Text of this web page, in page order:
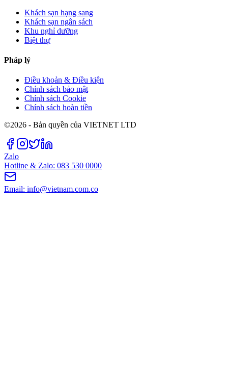
Khách sạn hạng sang
Khách sạn ngân sách
Khu nghỉ dưỡng
Biệt thự
Pháp lý
Điều khoản & Điều kiện
Chính sách bảo mật
Chính sách Cookie
Chính sách hoàn tiền
©2026 - Bản quyền của VIETNET LTD
Zalo
Hotline & Zalo: 083 530 0000
Email: info@vietnam.com.co